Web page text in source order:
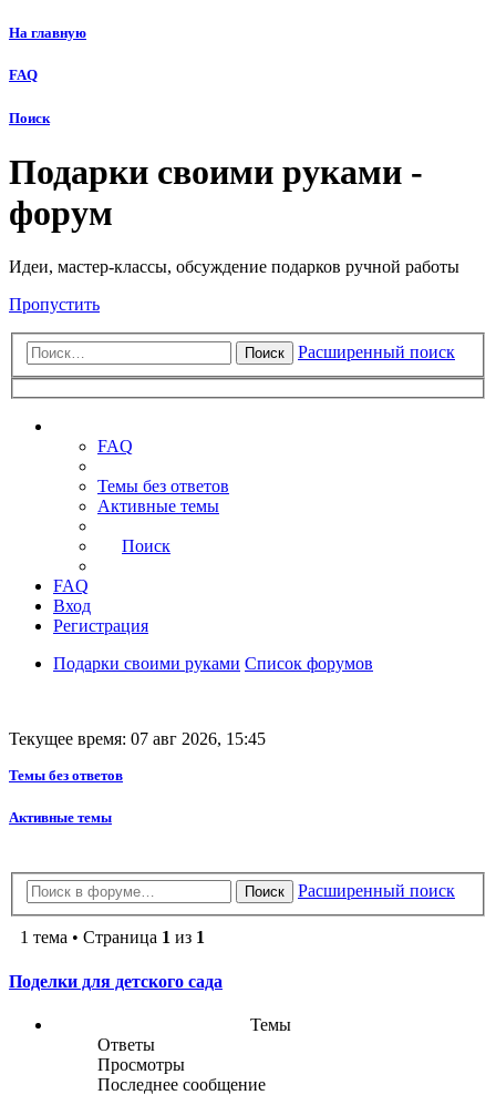
На главную
FAQ
Поиск
Подарки своими руками -
форум
Идеи, мастер-классы, обсуждение подарков ручной работы
Пропустить
Поиск Расширенный поиск
FAQ
Темы без ответов
Активные темы
Поиск
FAQ
Вход
Регистрация
Подарки своими руками Список форумов
Текущее время: 07 авг 2026, 15:45
Темы без ответов
Активные темы
Поиск Расширенный поиск
1 тема • Страница 1 из 1
Поделки для детского сада
Темы
Ответы
Просмотры
Последнее сообщение